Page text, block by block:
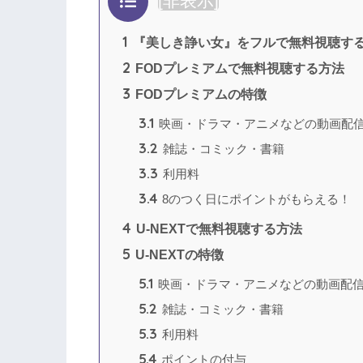
1 『美しき諍い女』をフルで無料視聴す
2 FODプレミアムで無料視聴する方法
3 FODプレミアムの特徴
3.1 映画・ドラマ・アニメなどの動画配
3.2 雑誌・コミック・書籍
3.3 利用料
3.4 8のつく日にポイントがもらえる！
4 U-NEXTで無料視聴する方法
5 U-NEXTの特徴
5.1 映画・ドラマ・アニメなどの動画配
5.2 雑誌・コミック・書籍
5.3 利用料
5.4 ポイントの付与